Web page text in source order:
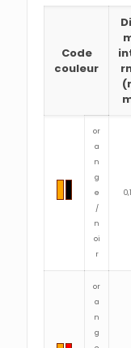
Code
couleur
or
a
n
g
e
/
n
oi
r
or
a
n
g